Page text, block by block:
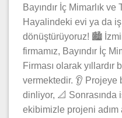
Bayındır İç Mimarlık
Hayalindeki evi ya da
dönüştürüyoruz! 🏙️
firmamız, Bayındır İç
Firması olarak
vermektedir. 👂
dinliyor, 📐 Sonrasında
ekibimizle projeni adım